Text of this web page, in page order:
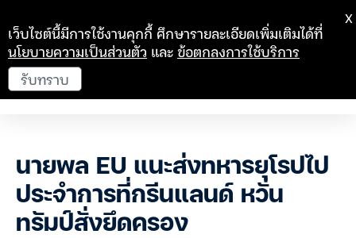
นายพล EU แนะส่งทหารยุโรปไป
ประจำการที่กรีนแลนด์ หวั่น
ทรัมป์สั่งยึดครอง
เว็บไซต์นี้มีการใช้งานคุกกี้ ศึกษารายละเอียดเพิ่มเติมได้ที่
นโยบายความเป็นส่วนตัว และข้อตกลงการใช้บริการ
รับทราบ
X